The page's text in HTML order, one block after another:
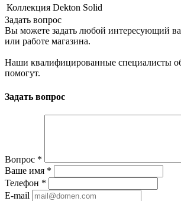
Коллекция Dekton Solid
Задать вопрос
Вы можете задать любой интересующий
или работе магазина.
Наши квалифицированные специалисты
помогут.
Задать вопрос
Вопрос *
Ваше имя *
Телефон *
E-mail